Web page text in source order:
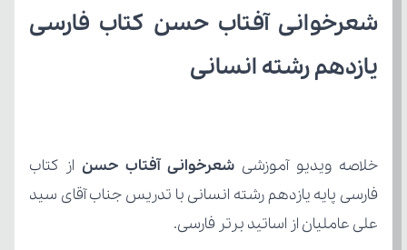
یازدهم رشته انسانی
خلاصه ویدیو آموزشی شعرخوانی آفتاب حسن از کتاب
علی عاملیان از اساتید برتر فارسی.